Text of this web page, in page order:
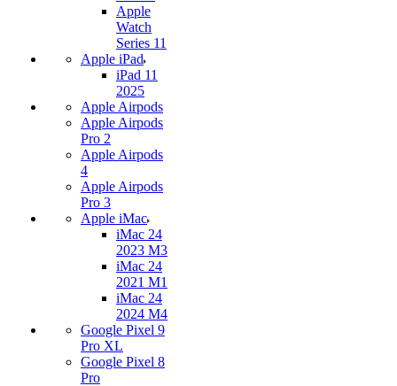
Apple
Watch
Series 11
Apple iPad
iPad 11
2025
Apple Airpods
Apple Airpods
Pro 2
Apple Airpods
4
Apple Airpods
Pro 3
Apple iMac
iMac 24
2023 M3
iMac 24
2021 M1
iMac 24
2024 M4
Google Pixel 9
Pro XL
Google Pixel 8
Pro